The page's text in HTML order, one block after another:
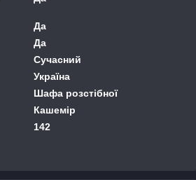
Да
Да
Сучасний
Україна
Шафа розстібної
Кашемір
142